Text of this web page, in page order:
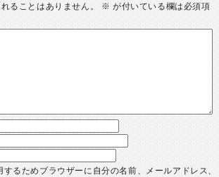
ることはありません。
※ が付いている欄は必須項
るためブラウザーに自分の名前、メールアドレス、